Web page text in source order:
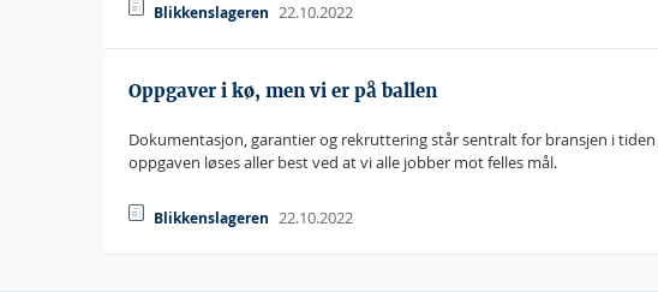
Blikkenslageren 22.10.2022
Oppgaver i kø, men vi er på ballen
Dokumentasjon, garantier og rekruttering står sentralt for bransjen i
oppgaven løses aller best ved at vi alle jobber mot felles mål.
Blikkenslageren 22.10.2022